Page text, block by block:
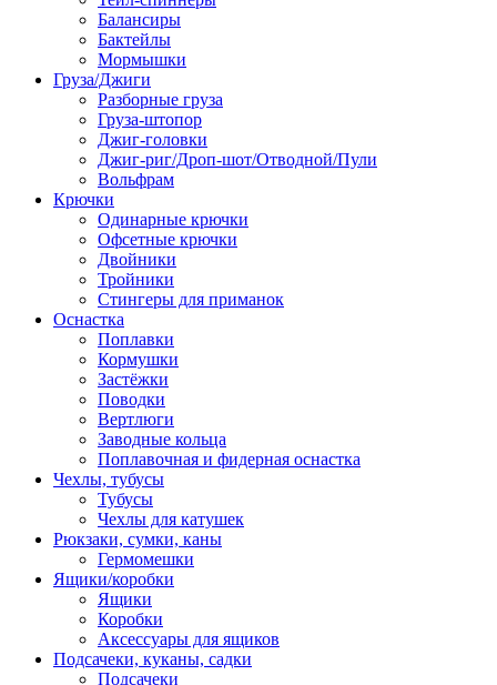
Балансиры
Бактейлы
Мормышки
Груза/Джиги
Разборные груза
Груза-штопор
Джиг-головки
Джиг-риг/Дроп-шот/Отводной/Пули
Вольфрам
Крючки
Одинарные крючки
Офсетные крючки
Двойники
Тройники
Стингеры для приманок
Оснастка
Поплавки
Кормушки
Застёжки
Поводки
Вертлюги
Заводные кольца
Поплавочная и фидерная оснастка
Чехлы, тубусы
Тубусы
Чехлы для катушек
Рюкзаки, сумки, каны
Гермомешки
Ящики/коробки
Ящики
Коробки
Аксессуары для ящиков
Подсачеки, куканы, садки
Подсачеки